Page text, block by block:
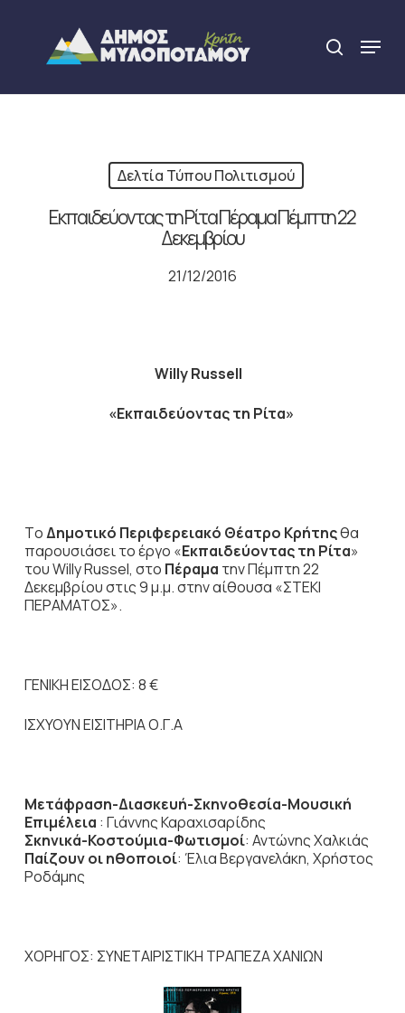
content
search
Menu
Δελτία Τύπου Πολιτισμού
Εκπαιδεύοντας τη Ρίτα Πέραμα Πέμπτη 22
Δεκεμβρίου
21/12/2016
WillyRussell
«Εκπαιδεύοντας τη Ρίτα»
TοΔημοτικό Περιφερειακό Θέατρο Κρήτηςθα
παρουσιάσει το έργο «Εκπαιδεύοντας τη Ρίτα»
του Willy Russel, στο Πέραμα την Πέμπτη 22
Δεκεμβρίου στις 9 μ.μ. στην αίθουσα «ΣΤΕΚΙ
ΠΕΡΑΜΑΤΟΣ».
ΓΕΝΙΚΗ ΕΙΣΟΔΟΣ: 8 €
ΙΣΧΥΟΥΝ ΕΙΣΙΤΗΡΙΑ Ο.Γ.Α
Μετάφραση-Διασκευή-Σκηνοθεσία-Μουσική
Επιμέλεια : Γιάννης Καραχισαρίδης
Σκηνικά-Κοστούμια-Φωτισμοί: Αντώνης Χαλκιάς
Παίζουν οι ηθοποιοί: Έλια Βεργανελάκη, Χρήστος
Ροδάμης
ΧΟΡΗΓΟΣ: ΣΥΝΕΤΑΙΡΙΣΤΙΚΗ ΤΡΑΠΕΖΑ ΧΑΝΙΩΝ
Close